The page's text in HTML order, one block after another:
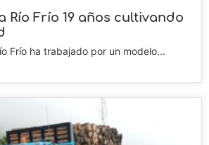
Río Frío 19 años cultivando
Frío ha trabajado por un modelo...